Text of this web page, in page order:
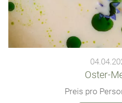
Oster-
Preis pro